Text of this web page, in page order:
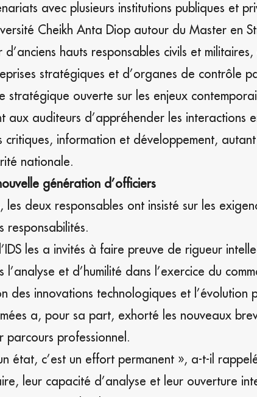
avec plusieurs institutions publiques et
Cheikh Anta Diop autour du Master en
hauts responsables civils et
stratégiques et d’organes de contrôle
stratégique ouverte sur les enjeux
aux auditeurs d’appréhender les interactions
critiques, information et développement,
nationale.
génération d’officiers
les deux responsables ont insisté sur les
responsabilités.
les a invités à faire preuve de rigueur
et d’humilité dans l’exercice du
des innovations technologiques et l’évolution
a, pour sa part, exhorté les nouveaux
professionnel.
état, c’est un effort permanent », a-t-il
leur capacité d’analyse et leur ouverture